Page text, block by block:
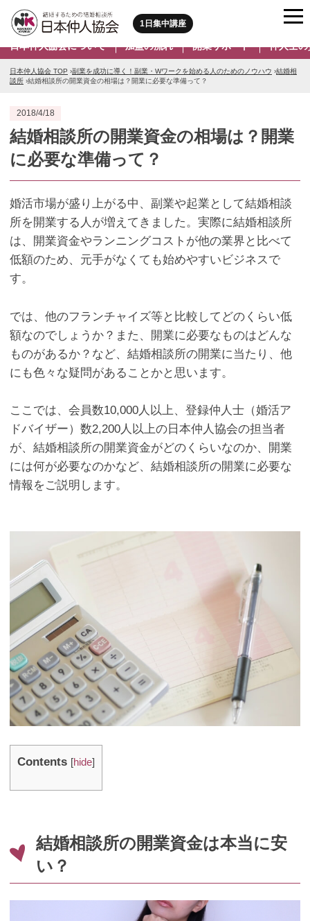
1日集中講座
日本仲人協会について 加盟の流れ 開業サポート 仲人士の
日本仲人協会 TOP ›副業を成功に導く！副業・Wワークを始める人のためのノウハウ ›結婚相
談所 ›結婚相談所の開業資金の相場は？開業に必要な準備って？
2018/4/18
結婚相談所の開業資金の相場は？開業
に必要な準備って？
婚活市場が盛り上がる中、副業や起業として結婚相談
所を開業する人が増えてきました。実際に結婚相談所
は、開業資金やランニングコストが他の業界と比べて
低額のため、元手がなくても始めやすいビジネスで
す。
では、他のフランチャイズ等と比較してどのくらい低
額なのでしょうか？また、開業に必要なものはどんな
ものがあるか？など、結婚相談所の開業に当たり、他
にも色々な疑問があることかと思います。
ここでは、会員数10,000 人以上、登録仲人士（婚活ア
ドバイザー）数2,200 人以上の日本仲人協会の担当者
が、結婚相談所の開業資金がどのくらいなのか、開業
には何が必要なのかなど、結婚相談所の開業に必要な
情報をご説明します。
Contents [hide]
結婚相談所の開業資金は本当に安
い？